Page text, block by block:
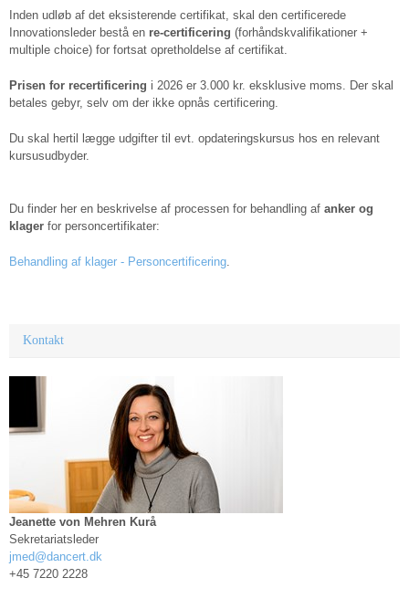
Inden udløb af det eksisterende certifikat, skal den certificerede
Innovationsleder bestå en re-certificering (forhåndskvalifikationer +
multiple choice) for fortsat opretholdelse af certifikat.
Prisen for recertificering i 2026 er 3.000 kr. eksklusive moms. Der skal
betales gebyr, selv om der ikke opnås certificering.
Du skal hertil lægge udgifter til evt. opdateringskursus hos en relevant
kursusudbyder.
Du finder her en beskrivelse af processen for behandling af anker og
klager for personcertifikater:
Behandling af klager - Personcertificering
Kontakt
Jeanette von Mehren Kurå
Sekretariatsleder
jmed@dancert.dk
+45 7220 2228